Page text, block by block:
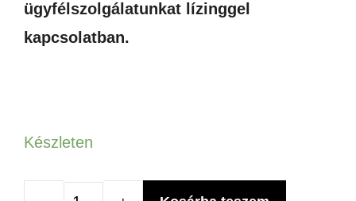
ügyfélszolgálatunkat lízinggel
kapcsolatban.
Készleten